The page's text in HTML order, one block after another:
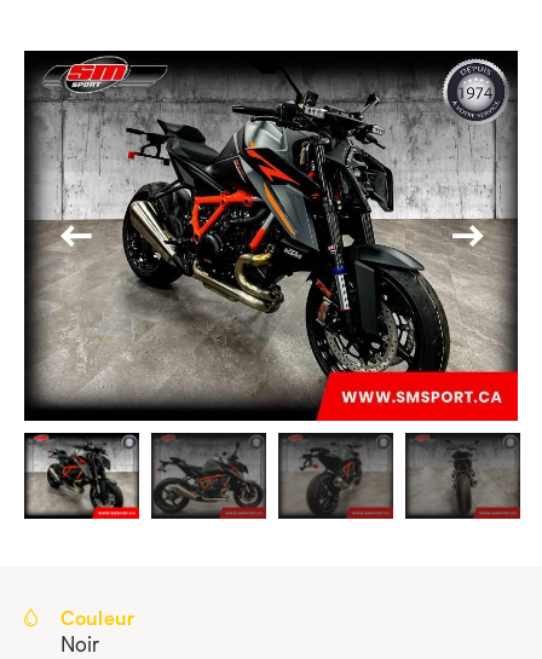
Couleur
Noir